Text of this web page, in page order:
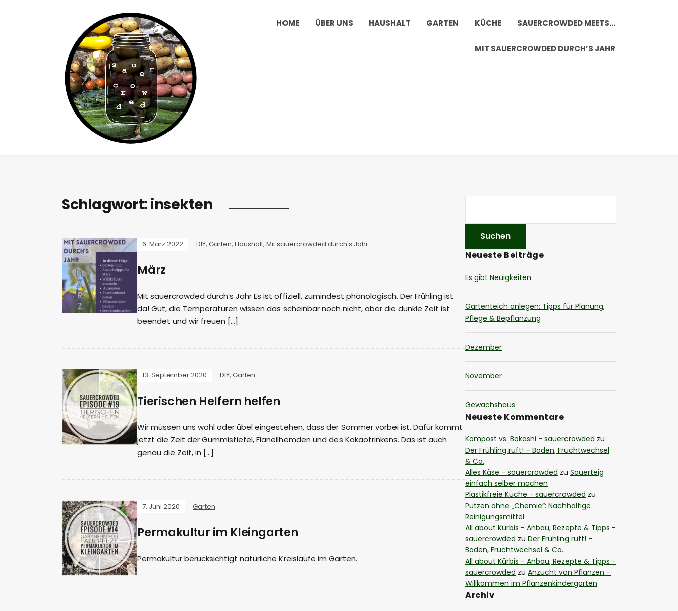
HOME ÜBER UNS HAUSHALT GARTEN KÜCHE SAUERCROWDED MEETS…
MIT SAUERCROWDED DURCH’S JAHR
Schlagwort:insekten
6. März 2022 DIY, Garten, Haushalt, Mit sauercrowded durch's Jahr
März
Mit sauercrowded durch’s Jahr Es ist offiziell, zumindest phänologisch. Der Frühling ist
da! Gut, die Temperaturen wissen das scheinbar noch nicht, aber die dunkle Zeit ist
beendet und wir freuen […]
13. September 2020 DIY, Garten
Tierischen Helfern helfen
Wir müssen uns wohl oder übel eingestehen, dass der Sommer vorbei ist. Dafür kommt
jetzt die Zeit der Gummistiefel, Flanellhemden und des Kakaotrinkens. Das ist auch
genau die Zeit, in […]
7. Juni 2020 Garten
Permakultur im Kleingarten
Permakultur berücksichtigt natürliche Kreisläufe im Garten.
Neueste Beiträge
Es gibt Neuigkeiten
Gartenteich anlegen: Tipps für Planung,
Pflege & Bepflanzung
Dezember
November
Gewächshaus
Neueste Kommentare
Kompost vs. Bokashi - sauercrowded zu
Der Frühling ruft! – Boden, Fruchtwechsel
& Co.
Alles Käse - sauercrowded zu Sauerteig
einfach selber machen
Plastikfreie Küche - sauercrowded zu
Putzen ohne „Chemie“: Nachhaltige
Reinigungsmittel
All about Kürbis - Anbau, Rezepte & Tipps -
sauercrowded zu Der Frühling ruft! –
Boden, Fruchtwechsel & Co.
All about Kürbis - Anbau, Rezepte & Tipps -
sauercrowded zu Anzucht von Pflanzen –
Willkommen im Pflanzenkindergarten
Archiv